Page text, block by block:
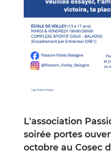
L'association
soirée portes
octobre au Cosec